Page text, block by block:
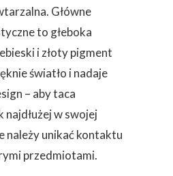
Główne
to głeboka
i złoty pigment
światło i nadaje
– aby taca
najdłużej w swojej
należy unikać kontaktu
przedmiotami.